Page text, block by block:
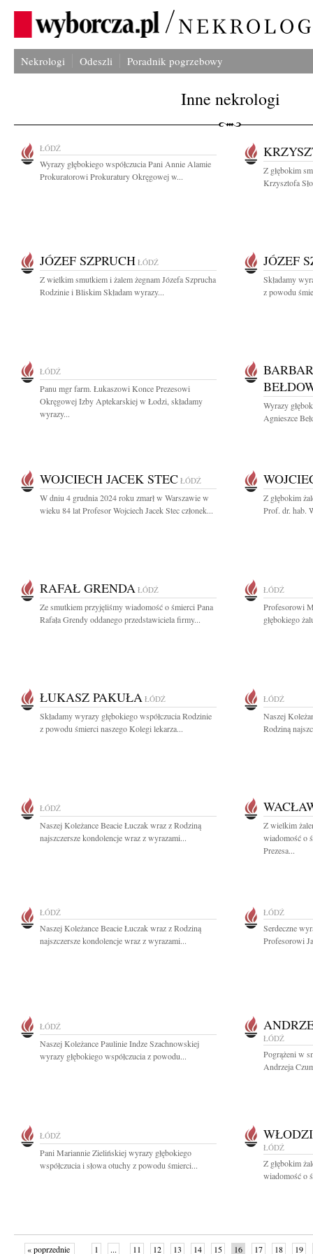
Nekrologi Odeszli Poradnik pogrzebowy
Inne nekrologi
ŁÓDŹ
Wyrazy głębokiego współczucia Pani Annie Alamie
Prokuratorowi Prokuratury Okręgowej w...
Z głębokim
Krzysztofa
JÓZEF SZPRUCH ŁÓDŹ
Z wielkim smutkiem i żalem żegnam Józefa Szprucha
Rodzinie i Bliskim Składam wyrazy...
JÓZEF
Składamy
z powodu
ŁÓDŹ
Panu mgr farm. Łukaszowi Konce Prezesowi
Okręgowej Izby Aptekarskiej w Łodzi, składamy
wyrazy...
Wyrazy
Agnieszce
WOJCIECH JACEK STEC ŁÓDŹ
W dniu 4 grudnia 2024 roku zmarł w Warszawie w
wieku 84 lat Profesor Wojciech Jacek Stec członek...
Z głębokim
Prof. dr. hab.
RAFAŁ GRENDA ŁÓDŹ
Ze smutkiem przyjęliśmy wiadomość o śmierci Pana
Rafała Grendy oddanego przedstawiciela firmy...
ŁÓDŹ
Profesorowi
głębokiego
ŁUKASZ PAKUŁA ŁÓDŹ
Składamy wyrazy głębokiego współczucia Rodzinie
z powodu śmierci naszego Kolegi lekarza...
ŁÓDŹ
Naszej
Rodziną
ŁÓDŹ
Naszej Koleżance Beacie Łuczak wraz z Rodziną
najszczersze kondolencje wraz z wyrazami...
Z wielkim
wiadomość o
Prezesa...
ŁÓDŹ
Naszej Koleżance Beacie Łuczak wraz z Rodziną
najszczersze kondolencje wraz z wyrazami...
ŁÓDŹ
Serdeczne
Profesorowi
ŁÓDŹ
Naszej Koleżance Paulinie Indze Szachnowskiej
wyrazy głębokiego współczucia z powodu...
ŁÓDŹ
Pogrążeni w
Andrzeja
ŁÓDŹ
Pani Mariannie Zielińskiej wyrazy głębokiego
współczucia i słowa otuchy z powodu śmierci...
ŁÓDŹ
Z głębokim
wiadomość o
« poprzednie 1 ... 11 12 13 14 15 16 17 18 19